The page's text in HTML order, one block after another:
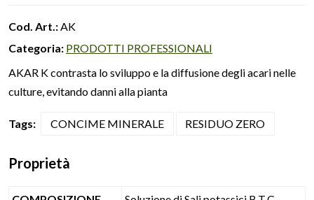
Cod. Art.:AK
Categoria: PRODOTTI PROFESSIONALI
AKAR K contrasta lo sviluppo e la diffusione degli acari nelle
culture, evitando danni alla pianta
Tags: CONCIME MINERALE RESIDUO ZERO
Proprietà